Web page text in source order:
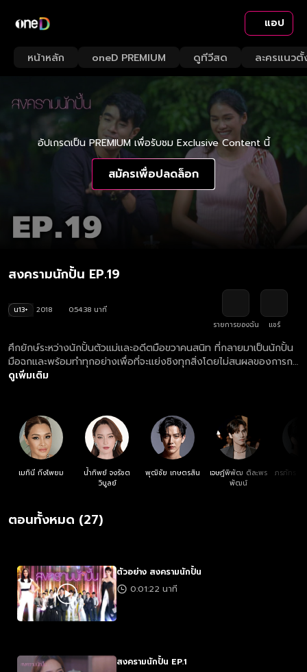
แอป
หน้าหลัก oneD PREMIUM ดูทีวีสด ละครแนวตั้
อัปเกรดเป็น PREMIUM เพื่อรับชม Exclusive Content นี้
สมัครเพื่อปลดล็อก
สงครามนักปั้น EP.19
น13+ 2018
0:54:38 นาที
รายการของฉัน
แชร์
ศึกยักษ์ระหว่างนักปั้นตัวแม่และอดีตมือขวาคนสนิท ที่กลายมาเป็นนักปั้น
มือฉกและพร้อมทำทุกอย่างเพื่อที่จะแย่งชิงทุกสิ่งโดยไม่สนผลของการก
ระทำ จากคนสนิทจึงกลายเป็นผู้เข้าแข่งขัน ที่พร้อมจะผลักดัน ‘ดารา’ ของ
ดูเพิ่มเติม
เมทินี กิ่งโพยม
น้ำทิพย์ จงรัชต
วิบูลย์
พุฒิชัย เกษตรสิน
เจษฎ์พิพัฒ ติละพร
พัฒน์
ภรภัทร ศ
ตอนทั้งหมด (27)
ตัวอย่าง สงครามนักปั้น
0:01:22 นาที
สงครามนักปั้น EP.1